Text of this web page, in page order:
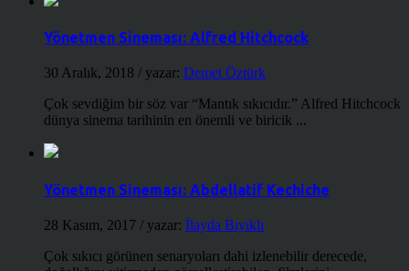
Yönetmen Sineması: Alfred Hitchcock
30 Aralık, 2018 / yazar: Demet Öztürk
Çok sevdiğim bir söz var “Mantık sıkıcıdır.” Alfred Hitchcock
dünya sinema tarihinin en önemli ve biricik ...
Yönetmen Sineması: Abdellatif Kechiche
28 Kasım, 2017 / yazar: İlayda Bıyıklı
Çok sıkıcı görünen senaryoları dahi izlenebilir derecede,